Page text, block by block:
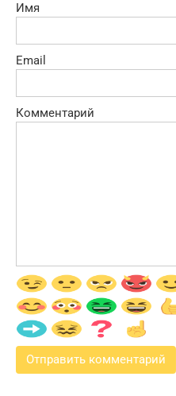
Имя
Email
Комментарий